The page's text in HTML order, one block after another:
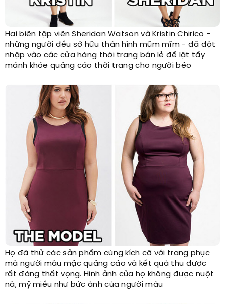
Hai biên tập viên Sheridan Watson và Kristin Chirico -
những người đều sở hữu thân hình mũm mĩm - đã đột
nhập vào các cửa hàng thời trang bán lẻ để lật tẩy
mánh khóe quảng cáo thời trang cho người béo
Họ đã thử các sản phẩm cùng kích cỡ với trang phục
mà người mẫu mặc quảng cáo và kết quả thu được
rất đáng thất vọng. Hình ảnh của họ không được nuột
nà, mỹ miều như bức ảnh của người mẫu